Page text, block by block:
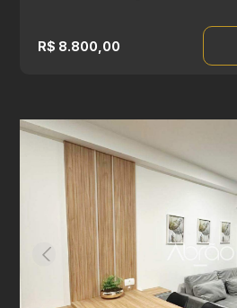
R$ 8.800,00